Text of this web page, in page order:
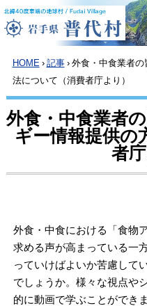
HOME › 記事 › 外食・中食業者
法について（消費者庁より）
外食・中食業者
ギー情報提供の
者
外食・中食における「食物
求める声が高まっている一
っていけばよいか苦慮して
でしょうか。様々な視点や
的に動画で学ぶことができ